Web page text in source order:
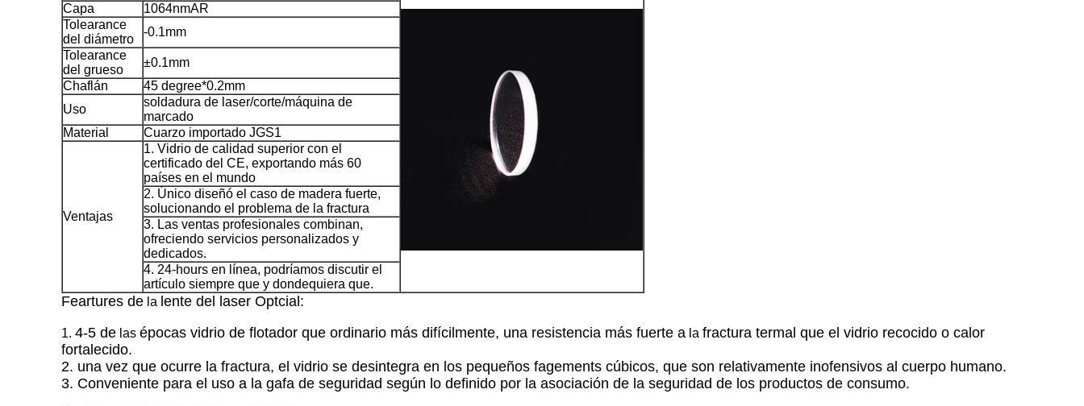
Capa
1064nmAR
Tolearance
del diámetro
-0.1mm
Tolearance
del grueso
±0.1mm
Chaflán
45 degree*0.2mm
Uso
soldadura de laser/corte/máquina de
marcado
Material
Cuarzo importado JGS1
Ventajas
1. Vidrio de calidad superior con el
certificado del CE, exportando más 60
países en el mundo
2. Único diseñó el caso de madera fuerte,
solucionando el problema de la fractura
3. Las ventas profesionales combinan,
ofreciendo servicios personalizados y
dedicados.
4. 24-hours en línea, podríamos discutir el
artículo siempre que y dondequiera que.
Feartures de la lente del laser Optcial :
1. 4-5 de las épocas vidrio de flotador que ordinario más difícilmente, una resistencia más fuerte a la fractura termal que el vidrio recocido o calor
fortalecido.
2. una vez que ocurre la fractura, el vidrio se desintegra en los pequeños fagements cúbicos, que son relativamente inofensivos al cuerpo humano.
3. Conveniente para el uso a la gafa de seguridad según lo definido por la asociación de la seguridad de los productos de consumo.